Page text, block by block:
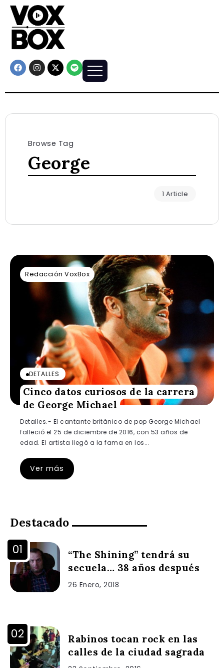
Browse Tag
George
1 Article
Redacción VoxBox
DETALLES
Cinco datos curiosos de la carrera
de George Michael
Detalles.- El cantante británico de pop George Michael
falleció el 25 de diciembre de 2016, con 53 años de
edad. El artista llegó a la fama en los...
Ver más
Destacado
“The Shining” tendrá su
secuela… 38 años después
26 Enero, 2018
Rabinos tocan rock en las
calles de la ciudad sagrada